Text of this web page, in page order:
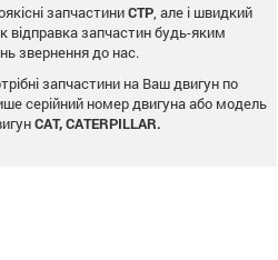
запчастиниCTP , але і швидкий
відправка запчастин будь-яким
звернення до нас.
запчастини на Ваш двигун по
серійний номер двигуна або модель
CAT, CATERPILLAR.